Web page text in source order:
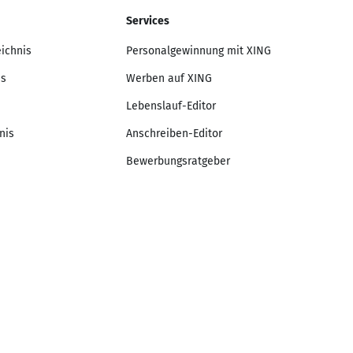
Services
Personalgewinnung mit XING
Werben auf XING
Lebenslauf-Editor
Anschreiben-Editor
Bewerbungsratgeber